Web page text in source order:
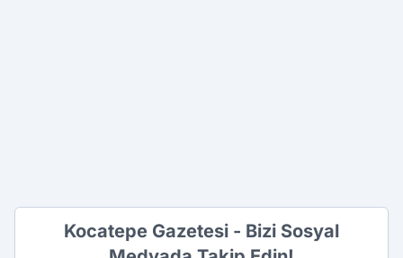
Kocatepe Gazetesi - Bizi Sosyal